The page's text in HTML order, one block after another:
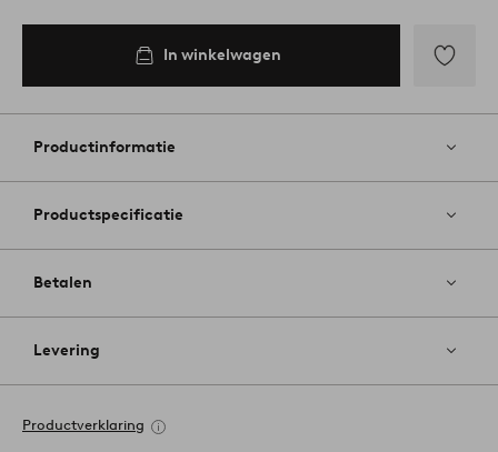
In winkelwagen
aan
Productinformatie
Productspecificatie
Betalen
Levering
Productverklaring